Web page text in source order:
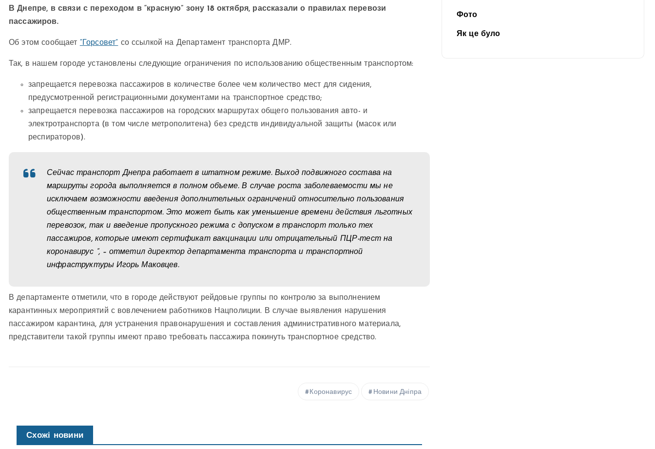
В Днепре, в связи с переходом в “красную” зону 18 октября, рассказали о правилах перевози
пассажиров.
Об этом сообщает “Горсовет” со ссылкой на Департамент транспорта ДМР.
Так, в нашем городе установлены следующие ограничения по использованию общественным транспортом:
запрещается перевозка пассажиров в количестве более чем количество мест для сидения,
предусмотренной регистрационными документами на транспортное средство;
запрещается перевозка пассажиров на городских маршрутах общего пользования авто- и
электротранспорта (в том числе метрополитена) без средств индивидуальной защиты (масок или
респираторов).
Сейчас транспорт Днепра работает в штатном режиме. Выход подвижного состава на
маршруты города выполняется в полном объеме. В случае роста заболеваемости мы не
исключаем возможности введения дополнительных ограничений относительно пользования
общественным транспортом. Это может быть как уменьшение времени действия льготных
перевозок, так и введение пропускного режима с допуском в транспорт только тех
пассажиров, которые имеют сертификат вакцинации или отрицательный ПЦР-тест на
коронавирус “, – отметил директор департамента транспорта и транспортной
инфраструктуры Игорь Маковцев.
В департаменте отметили, что в городе действуют рейдовые группы по контролю за выполнением
карантинных мероприятий с вовлечением работников Нацполиции. В случае выявления нарушения
пассажиром карантина, для устранения правонарушения и составления административного материала,
представители такой группы имеют право требовать пассажира покинуть транспортное средство.
Коронавирус Новини Дніпра
Схожі новини
Фото
Як це було